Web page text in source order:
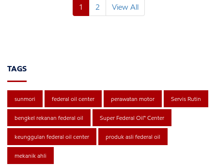
1 2 View All
TAGS
sunmori federal oil center perawatan motor Servis Rutin
bengkel rekanan federal oil Super Federal Oil™ Center
keunggulan federal oil center produk asli federal oil
mekanik ahli